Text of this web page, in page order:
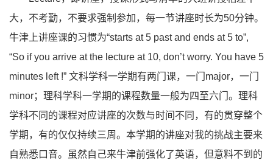
大，不考勤，不要求强制参加，每一节讲座时长为50分钟。
牛津上讲座课的习惯为“starts at 5 past and ends at 5 to”,
“So if you arrive at the lecture at 10, don’t worry. You have 5
minutes left !” 文科学科一学期有两门课，一门major，一门
minor；理科学科一学期的课程数量一般为四至六门。理科
学科不同的课程对应讲座的次数与时间不同，有的贯穿整个
学期，有的仅仅持续三周。本学期的讲座对我的挑战主要来
自熟悉口音。虽然自己来牛津前强化了英语，但意料不到的